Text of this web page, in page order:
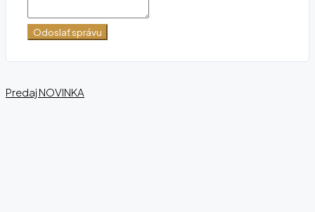
Odoslať správu
Predaj NOVINKA